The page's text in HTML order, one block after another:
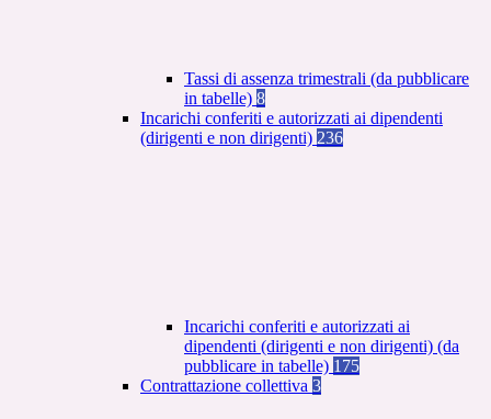
Tassi di assenza trimestrali (da pubblicare
in tabelle) 8
Incarichi conferiti e autorizzati ai dipendenti
(dirigenti e non dirigenti) 236
Incarichi conferiti e autorizzati ai
dipendenti (dirigenti e non dirigenti) (da
pubblicare in tabelle) 175
Contrattazione collettiva 3